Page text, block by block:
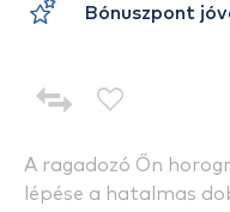
A ragadozó Őn
lépése a hatalmas
Bónuszpont